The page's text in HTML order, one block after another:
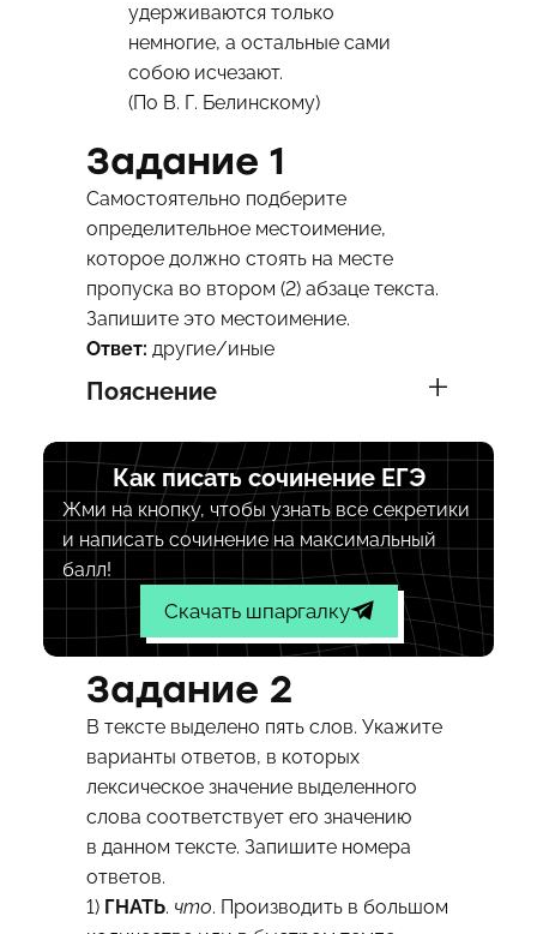
удерживаются только
немногие, а остальные сами
собою исчезают.
(По В. Г. Белинскому)
Задание 1
Самостоятельно подберите
определительное местоимение,
которое должно стоять на месте
пропуска во втором (2) абзаце текста.
Запишите это местоимение.
Ответ: другие/иные
Пояснение
Как писать сочинение ЕГЭ
Жми на кнопку, чтобы узнать все секретики
и написать сочинение на максимальный
балл!
Скачать шпаргалку
Задание 2
В тексте выделено пять слов. Укажите
варианты ответов, в которых
лексическое значение выделенного
слова соответствует его значению
в данном тексте. Запишите номера
ответов.
1) ГНАТЬ. что. Производить в большом